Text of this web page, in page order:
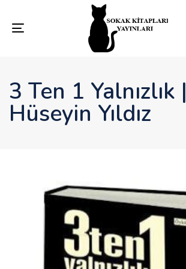
Toggle
3 Ten 1 Yalnızlık |
Hüseyin Yıldız